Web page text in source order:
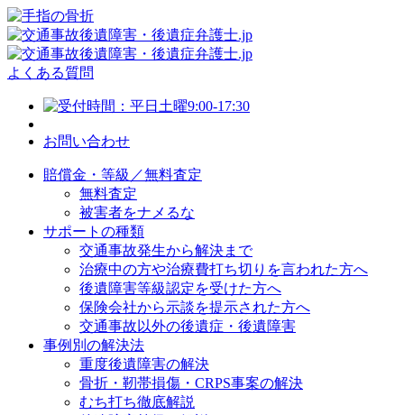
よくある質問
お問い合わせ
賠償金・等級／無料査定
無料査定
被害者をナメるな
サポートの種類
交通事故発生から解決まで
治療中の方や治療費打ち切りを言われた方へ
後遺障害等級認定を受けた方へ
保険会社から示談を提示された方へ
交通事故以外の後遺症・後遺障害
事例別の解決法
重度後遺障害の解決
骨折・靭帯損傷・CRPS事案の解決
むち打ち徹底解説